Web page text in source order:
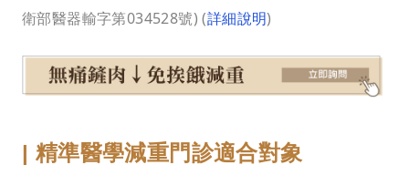
衛部醫器輸字第034528號) (詳細說明)
| 精準醫學減重門診適合對象